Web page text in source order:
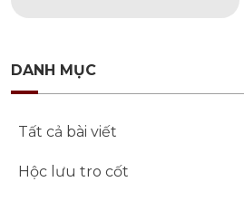
DANH MỤC
Tất cả bài viết
Hộc lưu tro cốt